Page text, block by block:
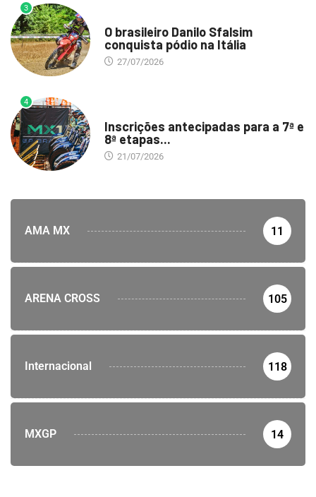
3
O brasileiro Danilo Sfalsim
conquista pódio na Itália
27/07/2026
4
Inscrições antecipadas para a 7ª e
8ª etapas...
21/07/2026
AMA MX 11
ARENA CROSS 105
Internacional 118
MXGP 14